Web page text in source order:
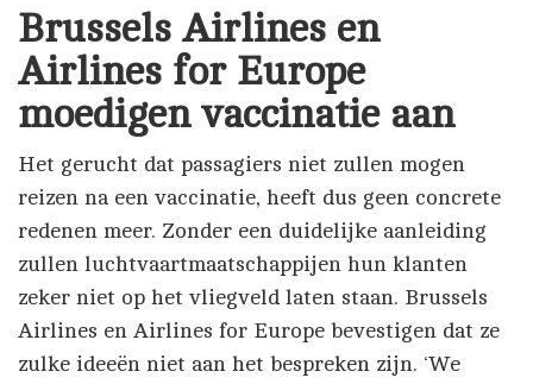
Brussels Airlines en
Airlines for Europe
moedigen vaccinatie aan
Het gerucht dat passagiers niet zullen mogen
reizen na een vaccinatie, heeft dus geen concrete
redenen meer. Zonder een duidelijke aanleiding
zullen luchtvaartmaatschappijen hun klanten
zeker niet op het vliegveld laten staan. Brussels
Airlines en Airlines for Europe bevestigen dat ze
zulke ideeën niet aan het bespreken zijn. ‘We